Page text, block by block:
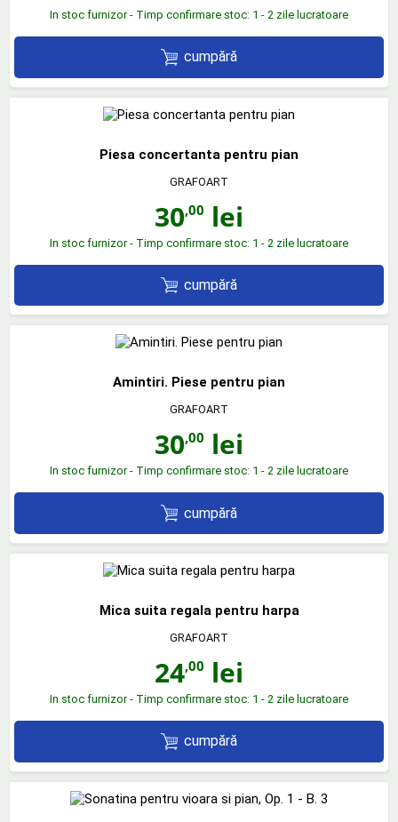
In stoc furnizor - Timp confirmare stoc: 1 - 2 zile lucratoare
cumpără
Piesa concertanta pentru pian
GRAFOART
30,00 lei
In stoc furnizor - Timp confirmare stoc: 1 - 2 zile lucratoare
cumpără
Amintiri. Piese pentru pian
GRAFOART
30,00 lei
In stoc furnizor - Timp confirmare stoc: 1 - 2 zile lucratoare
cumpără
Mica suita regala pentru harpa
GRAFOART
24,00 lei
In stoc furnizor - Timp confirmare stoc: 1 - 2 zile lucratoare
cumpără